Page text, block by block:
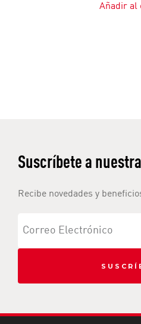
Añadir al
Suscríbete a
Recibe novedades y